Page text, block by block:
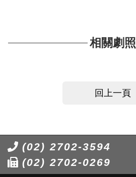
相關劇照
回上一頁
(02) 2702-3594
(02) 2702-0269